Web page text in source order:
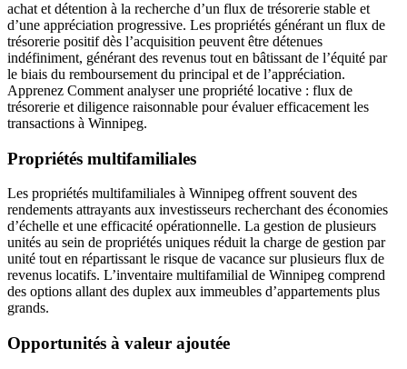
achat et détention à la recherche d’un flux de trésorerie stable et
d’une appréciation progressive. Les propriétés générant un flux de
trésorerie positif dès l’acquisition peuvent être détenues
indéfiniment, générant des revenus tout en bâtissant de l’équité par
le biais du remboursement du principal et de l’appréciation.
Apprenez Comment analyser une propriété locative : flux de
trésorerie et diligence raisonnable pour évaluer efficacement les
transactions à Winnipeg.
Propriétés multifamiliales
Les propriétés multifamiliales à Winnipeg offrent souvent des
rendements attrayants aux investisseurs recherchant des économies
d’échelle et une efficacité opérationnelle. La gestion de plusieurs
unités au sein de propriétés uniques réduit la charge de gestion par
unité tout en répartissant le risque de vacance sur plusieurs flux de
revenus locatifs. L’inventaire multifamilial de Winnipeg comprend
des options allant des duplex aux immeubles d’appartements plus
grands.
Opportunités à valeur ajoutée